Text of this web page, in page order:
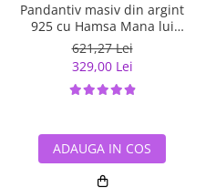
Pandantiv masiv din argint
925 cu Hamsa Mana lui
Fatima
621,27 Lei
329,00 Lei
ADAUGA IN COS